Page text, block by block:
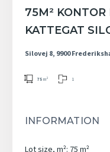
75M² KONTOR
KATTEGAT
Silovej 8, 9900
75 m² 1
INFORMATION
Lot size, m²: 75 m²